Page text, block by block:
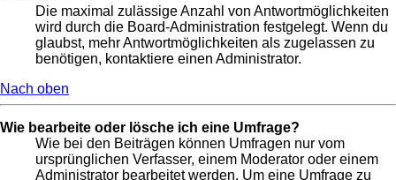
Die maximal zulässige Anzahl von Antwortmöglichkeiten
wird durch die Board-Administration festgelegt. Wenn du
glaubst, mehr Antwortmöglichkeiten als zugelassen zu
benötigen, kontaktiere einen Administrator.
Nach oben
Wie bearbeite oder lösche ich eine Umfrage?
Wie bei den Beiträgen können Umfragen nur vom
ursprünglichen Verfasser, einem Moderator oder einem
Administrator bearbeitet werden. Um eine Umfrage zu